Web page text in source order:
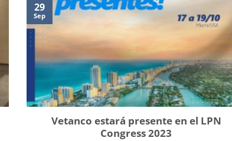
Vetanco estará presente en el LPN
Congress 2023
29
Sep